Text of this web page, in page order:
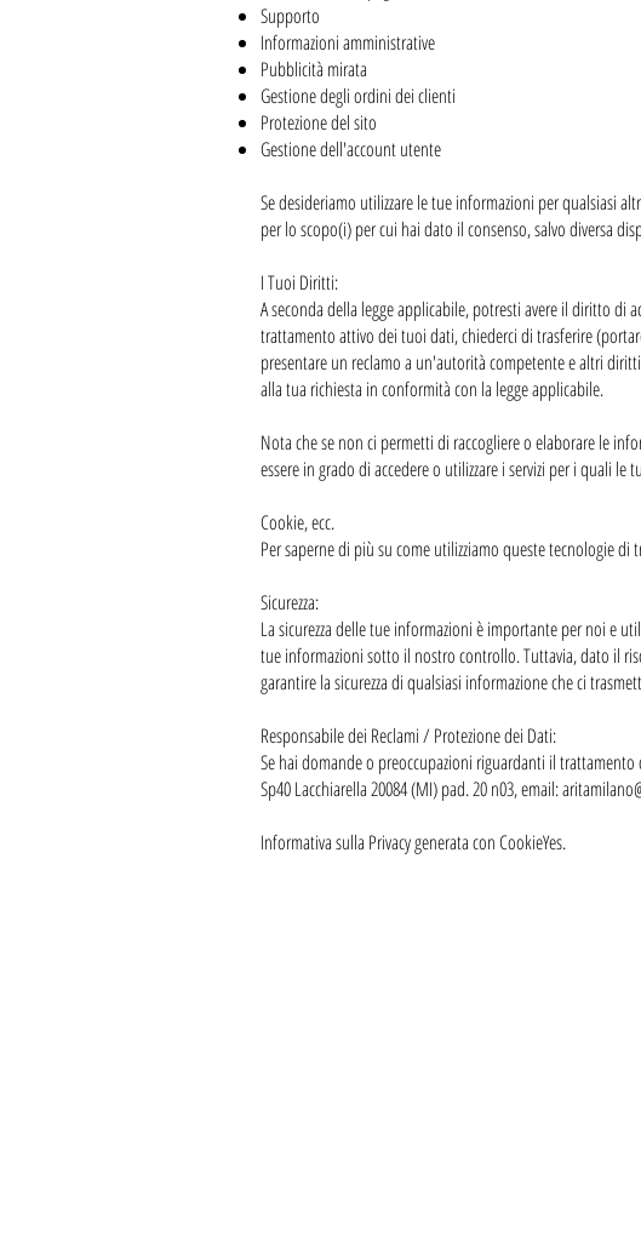
Supporto
Informazioni amministrative
Pubblicità mirata
Gestione degli ordini dei clienti
Protezione del sito
Gestione dell'account utente
Se desideriamo utilizzare le tue informazioni per qualsiasi
per lo scopo(i) per cui hai dato il consenso, salvo diversa
I Tuoi Diritti:
A seconda della legge applicabile, potresti avere il diritto
trattamento attivo dei tuoi dati, chiederci di trasferire
presentare un reclamo a un'autorità competente e altri
alla tua richiesta in conformità con la legge applicabile.
Nota che se non ci permetti di raccogliere o elaborare le
essere in grado di accedere o utilizzare i servizi per i quali le
Cookie, ecc.
Per saperne di più su come utilizziamo queste tecnologie
Sicurezza:
La sicurezza delle tue informazioni è importante per noi e
tue informazioni sotto il nostro controllo. Tuttavia, dato il
garantire la sicurezza di qualsiasi informazione che ci
Responsabile dei Reclami / Protezione dei Dati:
Se hai domande o preoccupazioni riguardanti il
Sp40 Lacchiarella 20084 (MI) pad. 20 n03, email:
Informativa sulla Privacy generata con CookieYes.